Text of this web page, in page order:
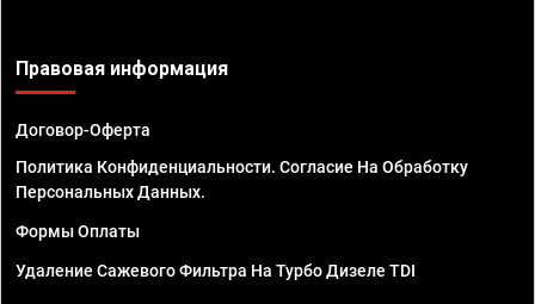
Правовая информация
Договор-Оферта
Политика Конфиденциальности. Согласие На Обработку
Персональных Данных.
Формы Оплаты
Удаление Сажевого Фильтра На Турбо Дизеле TDI